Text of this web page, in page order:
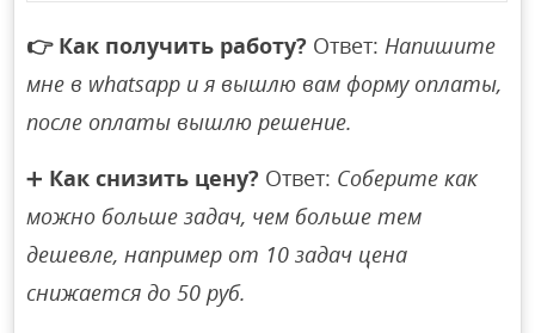
👉 Как получить работу? Ответ:Напишите
мне в whatsapp и я вышлю вам форму оплаты,
после оплаты вышлю решение.
➕ Как снизить цену? Ответ: Соберите как
можно больше задач, чем больше тем
дешевле, например от 10 задач цена
снижается до 50 руб.